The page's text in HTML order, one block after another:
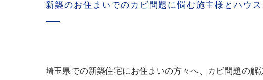
新築のお住まいでのカビ問題に悩む施主様とハウ
埼玉県での新築住宅にお住まいの方々へ、カビ問題の